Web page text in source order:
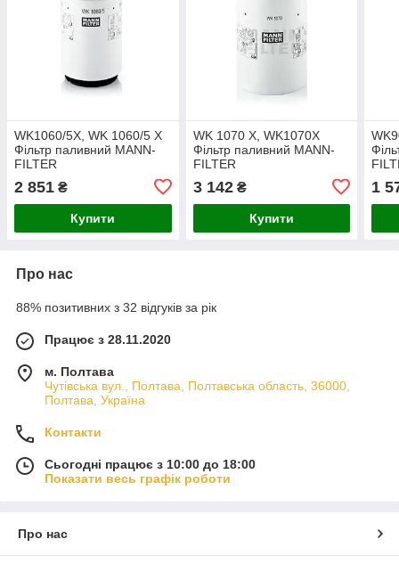
WK1060/5X, WK 1060/5 X
Фільтр паливний MANN-
FILTER
2 851 ₴
Купити
WK 1070 X, WK1070X
Фільтр паливний MANN-
FILTER
3 142₴
Купити
1
Про нас
88% позитивних з 32 відгуків за рік
Працює з 28.11.2020
м. Полтава
Чутівська вул., Полтава, Полтавська область, 36000,
Полтава, Україна
Контакти
Сьогодні працює з 10:00 до 18:00
Показати весь графік роботи
Про нас